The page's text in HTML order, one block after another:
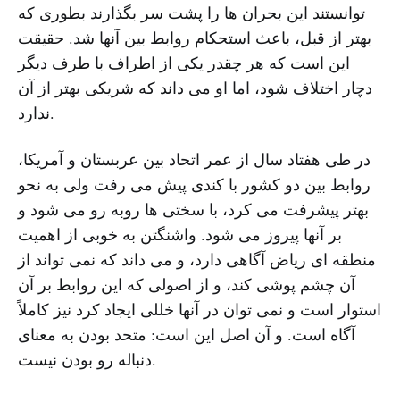
توانستند این بحران ها را پشت سر بگذارند بطوری که
بهتر از قبل، باعث استحکام روابط بین آنها شد. حقیقت
این است که هر چقدر یکی از اطراف با طرف دیگر
دچار اختلاف شود، اما او می داند که شریکی بهتر از آن
ندارد.
در طی هفتاد سال از عمر اتحاد بین عربستان و آمریکا،
روابط بین دو کشور با کندی پیش می رفت ولی به نحو
بهتر پیشرفت می کرد، با سختی ها روبه رو می شود و
بر آنها پیروز می شود. واشنگتن به خوبی از اهمیت
منطقه ای ریاض آگاهی دارد، و می داند که نمی تواند از
آن چشم پوشی کند، و از اصولی که این روابط بر آن
استوار است و نمی توان در آنها خللی ایجاد کرد نیز کاملاً
آگاه است. و آن اصل این است: متحد بودن به معنای
دنباله رو بودن نیست.